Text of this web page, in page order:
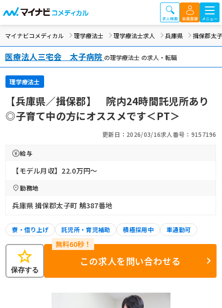
マイナビコメディカル 理学療法士 理学療法士求人 兵庫県 揖保郡太
医療法人三宅会 太子病院 の理学療法士 の求人・転職
理学療法士
【兵庫県／揖保郡】 院内24時間託児所あり
◎子育て中の方にオススメです＜PT＞
更新日：2026/03/16求人番号：9157196
給与
【モデル月収】22.0万円〜
勤務地
兵庫県 揖保郡太子町 鵤387番地
寮・借り上げ 託児所・育児補助 積極採用中 車通勤可
star
保存する
この求人を問い合わせる